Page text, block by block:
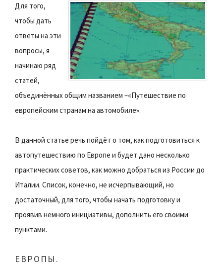
Для того,
чтобы дать
ответы на эти
вопросы, я
начинаю ряд
статей,
объединённых общим названием –«Путешествие по
европейским странам на автомобиле».
В данной статье речь пойдёт о том, как подготовиться к
автопутешествию по Европе и будет дано несколько
практических советов, как можно добраться из России до
Италии. Список, конечно, не исчерпывающий, но
достаточный, для того, чтобы начать подготовку и
проявив немного инициативы, дополнить его своими
пунктами.
ЕВРОПЫ.